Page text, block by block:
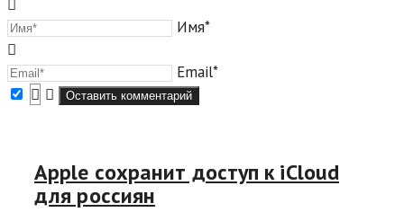
Имя*
Email*
Apple сохранит доступ к iCloud
для россиян